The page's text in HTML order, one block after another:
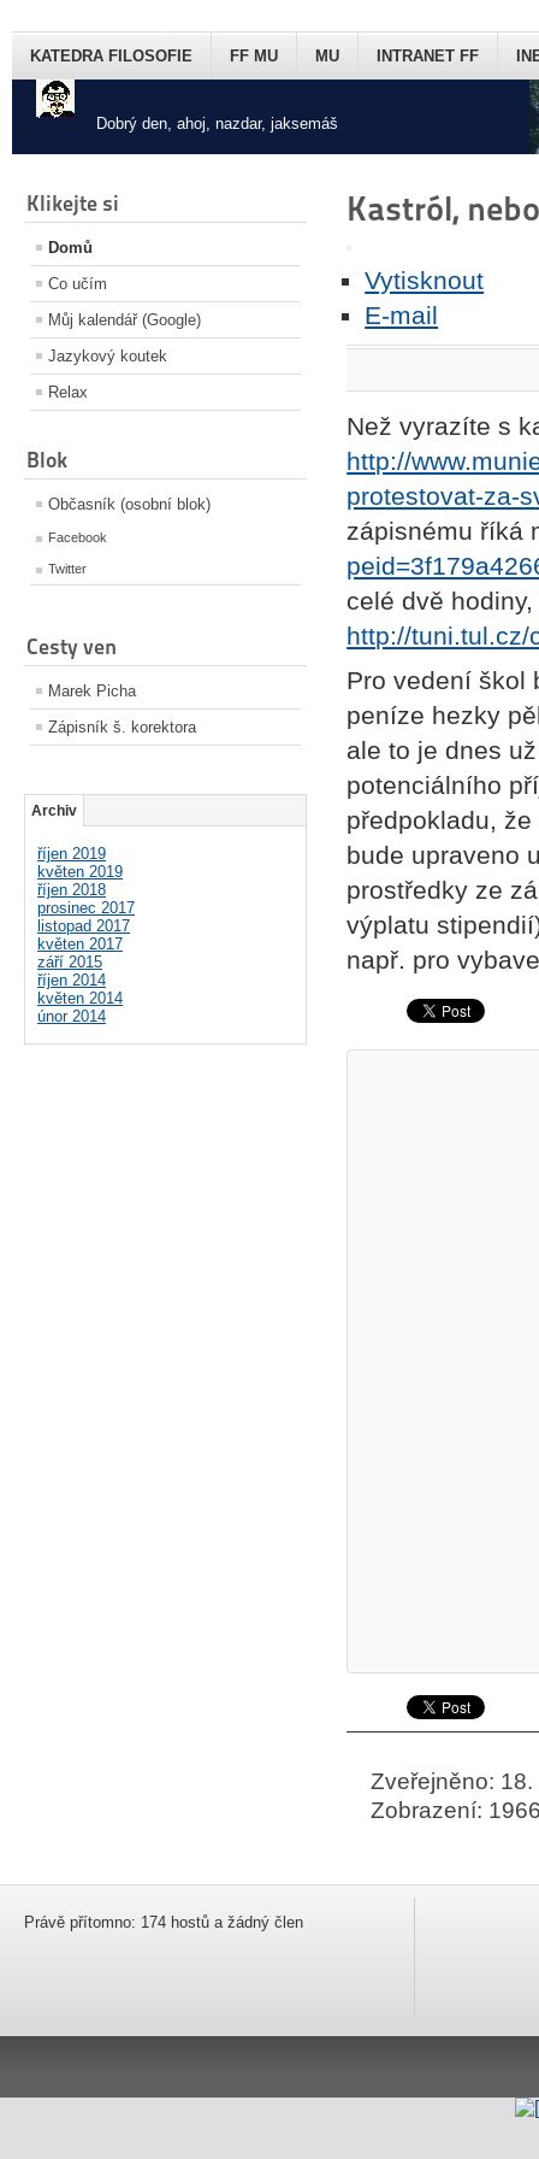
Dobrý den, ahoj, nazdar, jaksemáš
KATEDRA FILOSOFIE FF MU MU INTRANET FF
Klikejte si
Domů
Co učím
Můj kalendář (Google)
Jazykový koutek
Relax
Blok
Občasník (osobní blok)
Facebook
Twitter
Cesty ven
Marek Picha
Zápisník š. korektora
Archiv
říjen 2019
květen 2019
říjen 2018
prosinec 2017
listopad 2017
květen 2017
září 2015
říjen 2014
květen 2014
únor 2014
Kastról,
Vytisknout
E-mail
Než vyrazíte s
http://
protestovat-za-
zápisnému říká
celé dvě
http://tuni.tul.cz/
Pro vedení škol
peníze hezky
ale to je dnes
potenciálního
předpokladu,
bude upraveno
prostředky ze
výplatu
např. pro
Zveřejněno:
Zobrazení:
Právě přítomno: 174 hostů a žádný člen